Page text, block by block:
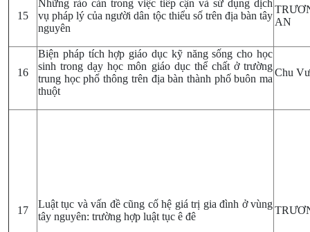
15
Những rào cản trong việc tiếp cận và sử dụng dịch
vụ pháp lý của người dân tộc thiểu số trên địa bàn tây
nguyên
AN
16
Biện pháp tích hợp giáo dục kỹ năng sống cho học
sinh trong dạy học môn giáo dục thể chất ở trường
trung học phổ thông trên địa bàn thành phố buôn ma
thuột
Chu
17
Luật tục và vấn đề cũng cố hệ giá trị gia đình ở vùng
tây nguyên: trường hợp luật tục ê đê